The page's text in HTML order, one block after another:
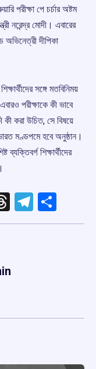
পরীক্ষা পে চর্চার অষ্টম
নরেন্দ্র মোদী। এবারের
অভিনেত্রী দীপিকা
সঙ্গে মতবিনিময়
পরীক্ষাকে কী ভাবে
কী করা উচিত, সে বিষয়ে
মণ্ডপমে হবে অনুষ্ঠান।
ব্যক্তিবর্গ শিক্ষার্থীদের
Threads